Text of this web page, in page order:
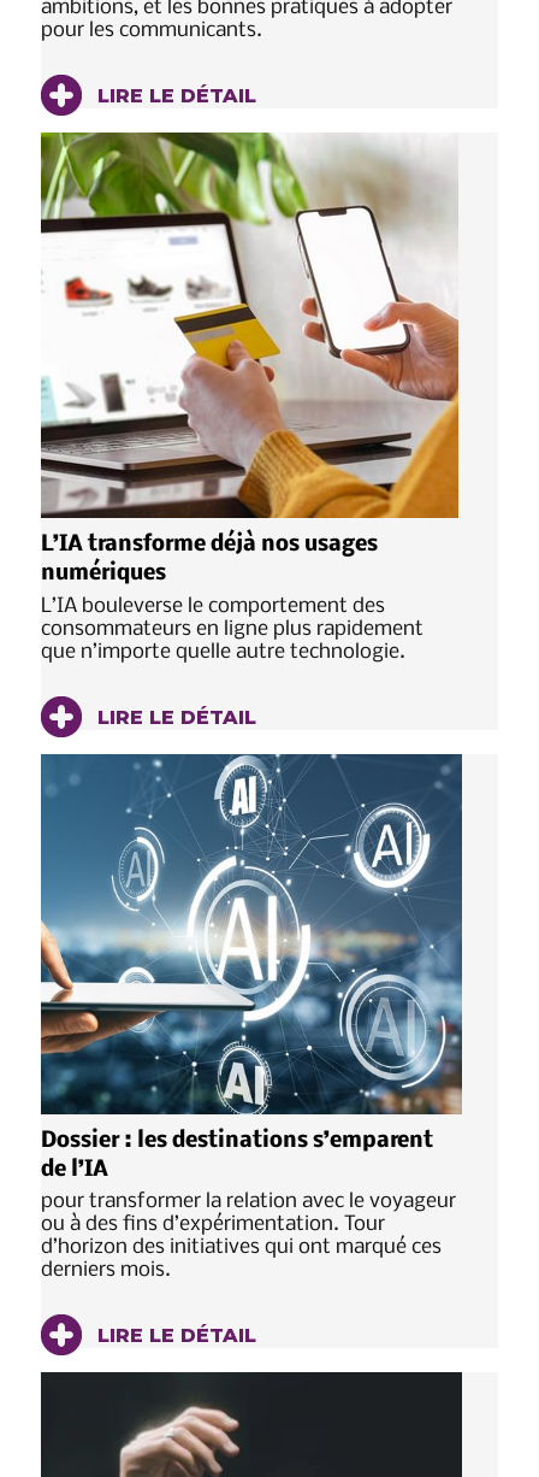
ambitions, et les bonnes pratiques à adopter
pour les communicants.
LIRE LE DÉTAIL
L’IA transforme déjà nos usages
numériques
L’IA bouleverse le comportement des
consommateurs en ligne plus rapidement
que n’importe quelle autre technologie.
LIRE LE DÉTAIL
Dossier : les destinations s’emparent
de l’IA
pour transformer la relation avec le voyageur
ou à des fins d’expérimentation. Tour
d’horizon des initiatives qui ont marqué ces
derniers mois.
LIRE LE DÉTAIL